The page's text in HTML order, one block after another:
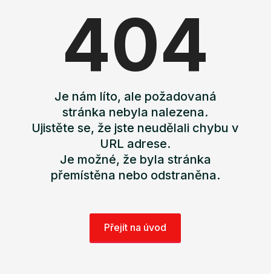
404
Je nám líto, ale požadovaná
stránka nebyla nalezena.
Ujistěte se, že jste neudělali chybu v
URL adrese.
Je možné, že byla stránka
přemístěna nebo odstraněna.
Přejít na úvod